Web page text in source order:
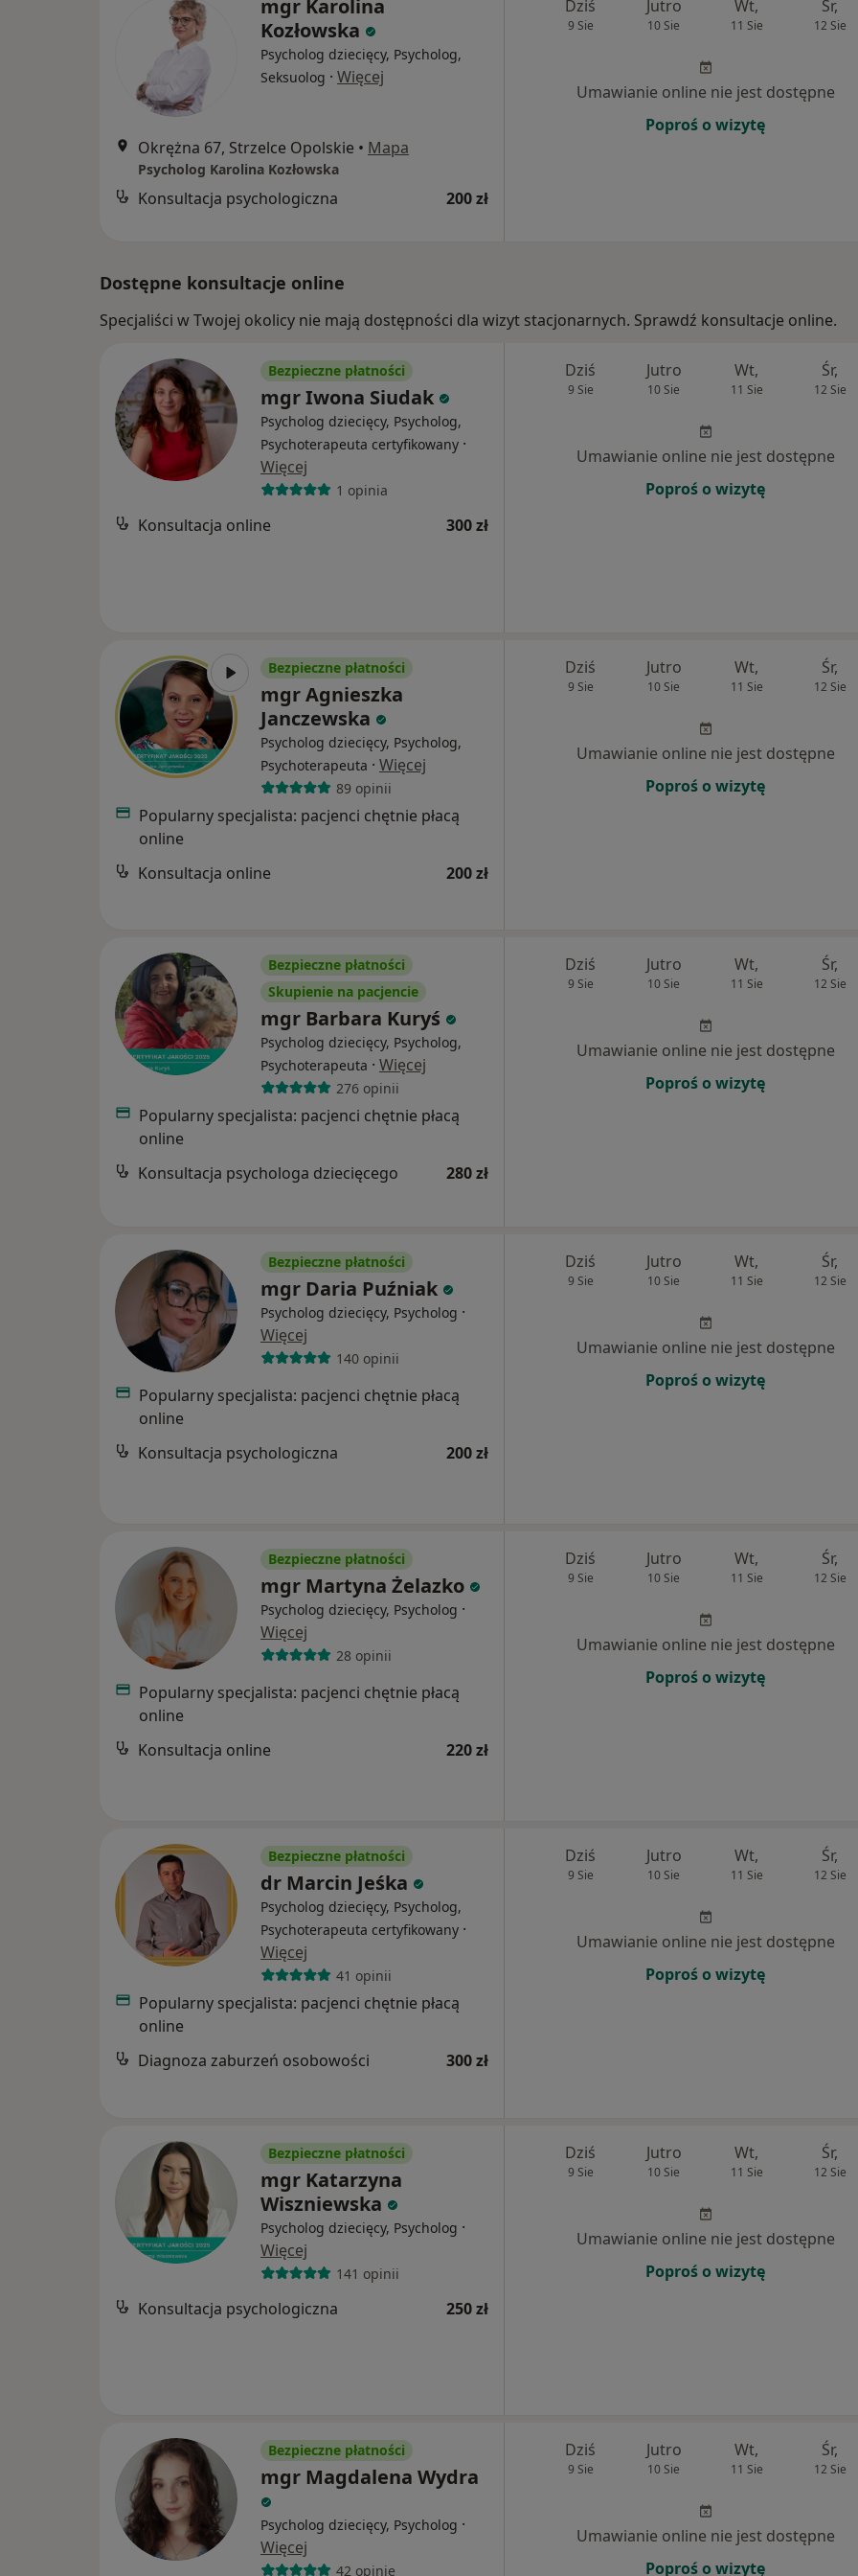
mgr Karolina
Kozłowska
Psycholog dziecięcy, Psycholog,
Seksuolog · Więcej
Okrężna 67, Strzelce Opolskie • Mapa
Psycholog Karolina Kozłowska
Konsultacja psychologiczna 200 zł
Dziś
9 Sie
Jutro
10 Sie
Wt,
11 Sie
Śr,
12 Sie
Umawianie online nie jest dostępne
Poproś o wizytę
Dostępne konsultacje online
Specjaliści w Twojej okolicy nie mają dostępności dla wizyt stacjonarnych. Sprawdź konsultacje online.
Bezpieczne płatności
mgr Iwona Siudak
Psycholog dziecięcy, Psycholog,
Psychoterapeuta certyfikowany ·
Więcej
1 opinia
Konsultacja online 300 zł
Dziś
9 Sie
Jutro
10 Sie
Wt,
11 Sie
Śr,
12 Sie
Umawianie online nie jest dostępne
Poproś o wizytę
Bezpieczne płatności
mgr Agnieszka
Janczewska
Psycholog dziecięcy, Psycholog,
Psychoterapeuta · Więcej
89 opinii
Popularny specjalista: pacjenci chętnie płacą
online
Konsultacja online
200 zł
Dziś
9 Sie
Jutro
10 Sie
Wt,
11 Sie
Śr,
12 Sie
Umawianie online nie jest dostępne
Poproś o wizytę
Bezpieczne płatności
Skupienie na pacjencie
mgr Barbara Kuryś
Psycholog dziecięcy, Psycholog,
Psychoterapeuta · Więcej
276 opinii
Popularny specjalista: pacjenci chętnie płacą
online
Konsultacja psychologa dziecięcego
280 zł
Dziś
9 Sie
Jutro
10 Sie
Wt,
11 Sie
Śr,
12 Sie
Umawianie online nie jest dostępne
Poproś o wizytę
Bezpieczne płatności
mgr Daria Puźniak
Psycholog dziecięcy, Psycholog ·
Więcej
140 opinii
Popularny specjalista: pacjenci chętnie płacą
online
Konsultacja psychologiczna
200 zł
Dziś
9 Sie
Jutro
10 Sie
Wt,
11 Sie
Śr,
12 Sie
Umawianie online nie jest dostępne
Poproś o wizytę
Bezpieczne płatności
mgr Martyna Żelazko
Psycholog dziecięcy, Psycholog ·
Więcej
28 opinii
Popularny specjalista: pacjenci chętnie płacą
online
Konsultacja online
220 zł
Dziś
9 Sie
Jutro
10 Sie
Wt,
11 Sie
Śr,
12 Sie
Umawianie online nie jest dostępne
Poproś o wizytę
Bezpieczne płatności
dr Marcin Jeśka
Psycholog dziecięcy, Psycholog,
Psychoterapeuta certyfikowany ·
Więcej
41 opinii
Popularny specjalista: pacjenci chętnie płacą
online
Diagnoza zaburzeń osobowości
300 zł
Dziś
9 Sie
Jutro
10 Sie
Wt,
11 Sie
Śr,
12 Sie
Umawianie online nie jest dostępne
Poproś o wizytę
Bezpieczne płatności
mgr Katarzyna
Wiszniewska
Psycholog dziecięcy, Psycholog ·
Więcej
141 opinii
Konsultacja psychologiczna 250 zł
Dziś
9 Sie
Jutro
10 Sie
Wt,
11 Sie
Śr,
12 Sie
Umawianie online nie jest dostępne
Poproś o wizytę
Bezpieczne płatności
mgr Magdalena Wydra
Psycholog dziecięcy, Psycholog ·
Więcej
42 opinie
Dziś
9 Sie
Jutro
10 Sie
Wt,
11 Sie
Śr,
12 Sie
Umawianie online nie jest dostępne
Poproś o wizytę